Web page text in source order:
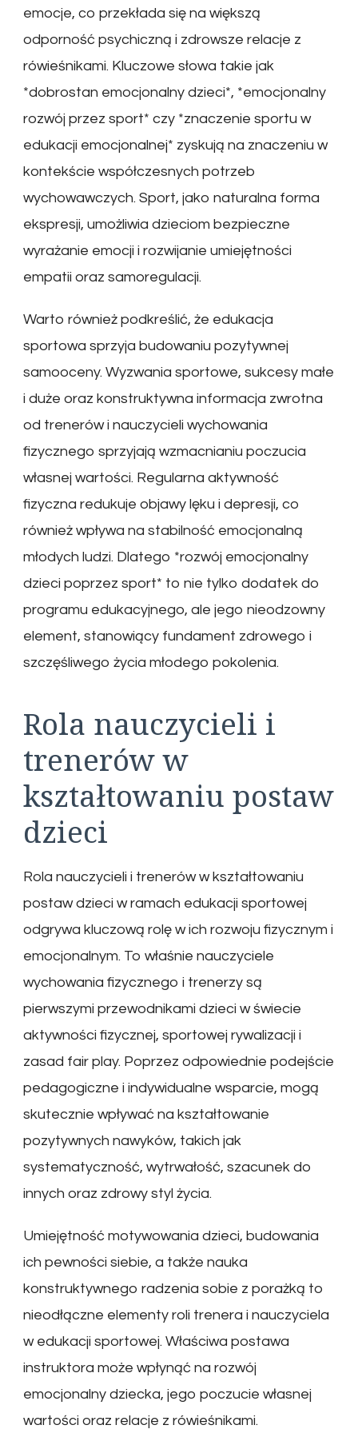
emocje, co przekłada się na większą
odporność psychiczną i zdrowsze relacje z
rówieśnikami. Kluczowe słowa takie jak
*dobrostan emocjonalny dzieci*, *emocjonalny
rozwój przez sport* czy *znaczenie sportu w
edukacji emocjonalnej* zyskują na znaczeniu w
kontekście współczesnych potrzeb
wychowawczych. Sport, jako naturalna forma
ekspresji, umożliwia dzieciom bezpieczne
wyrażanie emocji i rozwijanie umiejętności
empatii oraz samoregulacji.
Warto również podkreślić, że edukacja
sportowa sprzyja budowaniu pozytywnej
samooceny. Wyzwania sportowe, sukcesy małe
i duże oraz konstruktywna informacja zwrotna
od trenerów i nauczycieli wychowania
fizycznego sprzyjają wzmacnianiu poczucia
własnej wartości. Regularna aktywność
fizyczna redukuje objawy lęku i depresji, co
również wpływa na stabilność emocjonalną
młodych ludzi. Dlatego *rozwój emocjonalny
dzieci poprzez sport* to nie tylko dodatek do
programu edukacyjnego, ale jego nieodzowny
element, stanowiący fundament zdrowego i
szczęśliwego życia młodego pokolenia.
Rola nauczycieli i
trenerów w
kształtowaniu postaw
dzieci
Rola nauczycieli i trenerów w kształtowaniu
postaw dzieci w ramach edukacji sportowej
odgrywa kluczową rolę w ich rozwoju fizycznym i
emocjonalnym. To właśnie nauczyciele
wychowania fizycznego i trenerzy są
pierwszymi przewodnikami dzieci w świecie
aktywności fizycznej, sportowej rywalizacji i
zasad fair play. Poprzez odpowiednie podejście
pedagogiczne i indywidualne wsparcie, mogą
skutecznie wpływać na kształtowanie
pozytywnych nawyków, takich jak
systematyczność, wytrwałość, szacunek do
innych oraz zdrowy styl życia.
Umiejętność motywowania dzieci, budowania
ich pewności siebie, a także nauka
konstruktywnego radzenia sobie z porażką to
nieodłączne elementy roli trenera i nauczyciela
w edukacji sportowej. Właściwa postawa
instruktora może wpłynąć na rozwój
emocjonalny dziecka, jego poczucie własnej
wartości oraz relacje z rówieśnikami.